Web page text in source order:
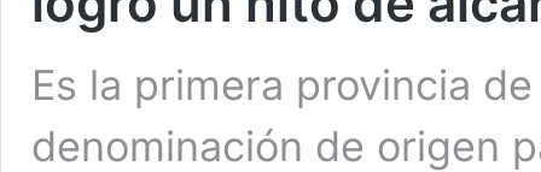
Es la primera provincia
denominación de origen